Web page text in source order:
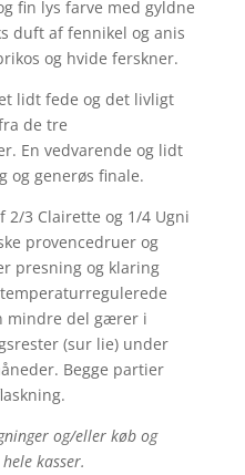
fin lys farve med gyldne
duft af fennikel og anis
og hvide ferskner.
lidt fede og det livligt
de tre
En vedvarende og lidt
og generøs finale.
3 Clairette og 1/4 Ugni
provencedruer og
presning og klaring
mindre del gærer i
(sur lie) under
Begge partier
og/eller køb og
kasser.